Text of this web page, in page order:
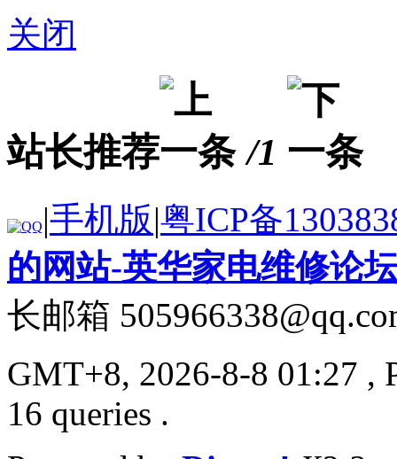
关闭
站长推荐 /1
|手机版|粤ICP备
的网站-英华家电维修论
长邮箱
GMT+8, 2026-8-8 01:27 ,
16 queries .